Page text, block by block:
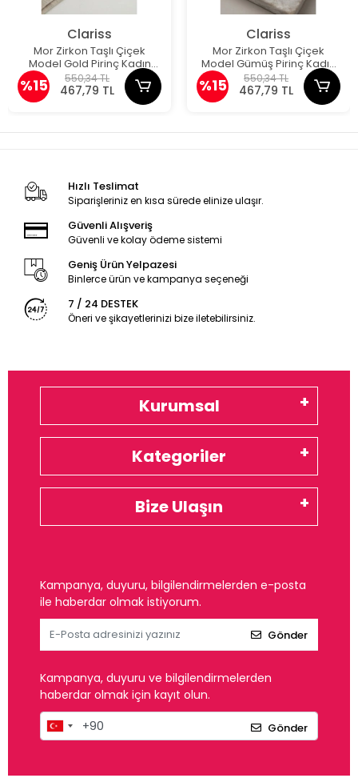
Clariss
Mor Zirkon Taşlı Çiçek
Model Gold Pirinç Kadın
Bileklik
%15 550,34 TL
467,79 TL
Clariss
Mor Zirkon Taşlı Çiçek
Model Gümüş Pirinç Kadın
Bileklik
%15 550,34 TL
467,79 TL
Hızlı Teslimat
Siparişleriniz en kısa sürede elinize ulaşır.
Güvenli Alışveriş
Güvenli ve kolay ödeme sistemi
Geniş Ürün Yelpazesi
Binlerce ürün ve kampanya seçeneği
7 / 24 DESTEK
Öneri ve şikayetlerinizi bize iletebilirsiniz.
Kurumsal
Kategoriler
Bize Ulaşın
Kampanya, duyuru, bilgilendirmelerden e-posta
ile haberdar olmak istiyorum.
Gönder
Kampanya, duyuru ve bilgilendirmelerden
haberdar olmak için kayıt olun.
Gönder